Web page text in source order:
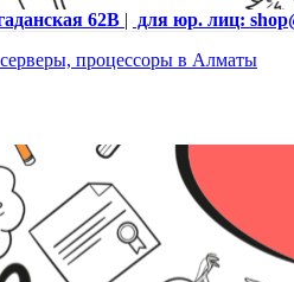
62В | для юр. лиц: